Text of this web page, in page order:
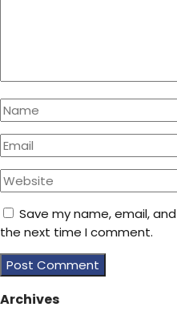
Save my name, email,
the next time I comment.
Archives